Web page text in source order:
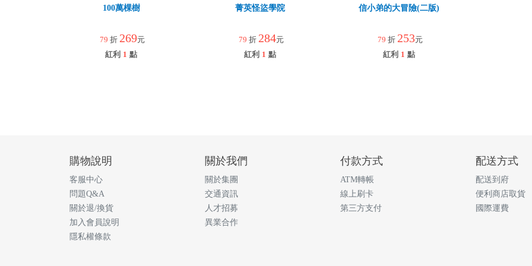
100萬棵樹
79 折 269元
紅利 1 點
菁英怪盜學院
79 折 284元
紅利 1 點
信小弟的大冒險(二版)
79 折 253元
紅利 1 點
購物說明
客服中心
問題Q&A
關於退/換貨
加入會員說明
隱私權條款
關於我們
關於集團
交通資訊
人才招募
異業合作
付款方式
ATM轉帳
線上刷卡
第三方支付
配送方式
配送到府
便利商店取貨
國際運費